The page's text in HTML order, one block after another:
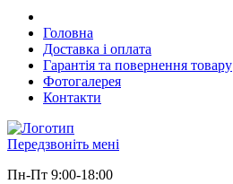
Головна
Доставка і оплата
Гарантія та повернення товару
Фотогалерея
Контакти
Передзвоніть мені
Пн-Пт 9:00-18:00